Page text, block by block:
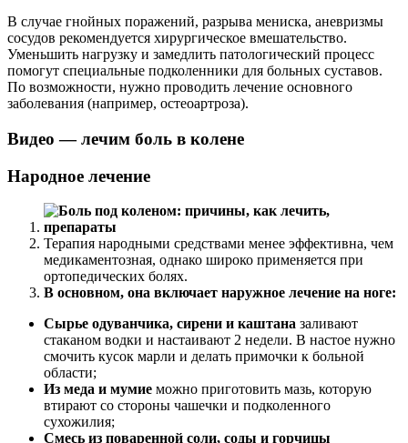
В случае гнойных поражений, разрыва мениска, аневризмы
сосудов рекомендуется хирургическое вмешательство.
Уменьшить нагрузку и замедлить патологический процесс
помогут специальные подколенники для больных суставов.
По возможности, нужно проводить лечение основного
заболевания (например, остеоартроза).
Видео — лечим боль в колене
Народное лечение
Терапия народными средствами менее эффективна, чем
медикаментозная, однако широко применяется при
ортопедических болях.
В основном, она включает наружное лечение на ноге:
Сырье одуванчика, сирени и каштана заливают
стаканом водки и настаивают 2 недели. В настое нужно
смочить кусок марли и делать примочки к больной
области;
Из меда и мумие можно приготовить мазь, которую
втирают со стороны чашечки и подколенного
сухожилия;
Смесь из поваренной соли, соды и горчицы